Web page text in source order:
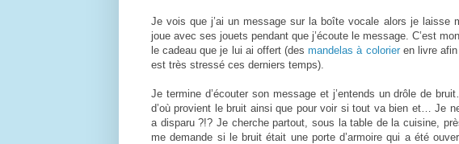
Je vois que j’ai un message sur la boîte vocale alors je laisse
joue avec ses jouets pendant que j’écoute le message. C’est
le cadeau que je lui ai offert (desmandelas à colorieren livre afin
est très stressé ces derniers temps).
Je termine d’écouter son message et j’entends un drôle de
d’où provient le bruit ainsi que pour voir si tout va bien et… Je
a disparu ?!? Je cherche partout, sous la table de la cuisine,
me demande si le bruit était une porte d’armoire qui a été